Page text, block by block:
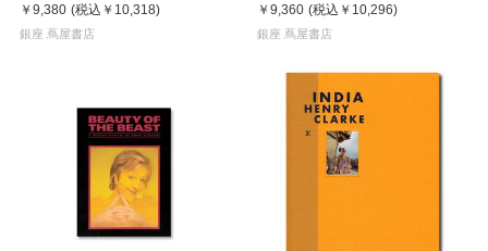
￥9,380 (税込 ￥10,318)
銀座 蔦屋書店
￥9,360 (税込 ￥10,296)
銀座 蔦屋書店